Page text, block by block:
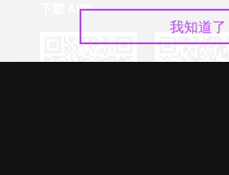
下載 APP
我知道了